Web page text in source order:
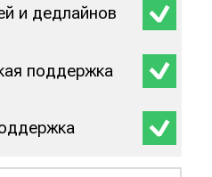
и дедлайнов
поддержка